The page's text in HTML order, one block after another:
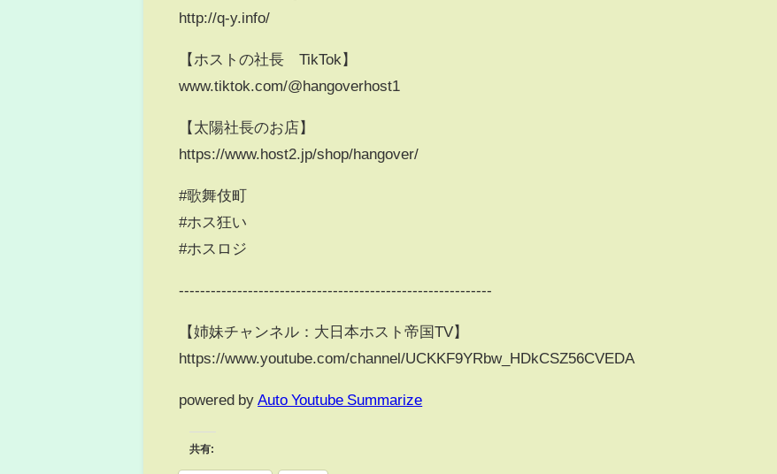
http://q-y.info/
【ホストの社長 TikTok】
www.tiktok.com/@hangoverhost1
【太陽社長のお店】
https://www.host2.jp/shop/hangover/
#歌舞伎町
#ホス狂い
#ホスロジ
-----------------------------------------------------------
【姉妹チャンネル：大日本ホスト帝国TV】
https://www.youtube.com/channel/UCKKF9YRbw_HDkCSZ56CVEDA
powered by Auto Youtube Summarize
共有: